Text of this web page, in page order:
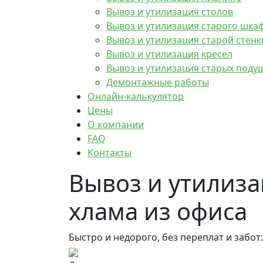
Вывоз и утилизация столов
Вывоз и утилизация старого
Вывоз и утилизация старой
Вывоз и утилизация кресел
Вывоз и утилизация старых
Демонтажные работы
Онлайн-калькулятор
Цены
О компании
FAQ
Контакты
Вывоз и
хлама из офиса
Быстро и недорого, без переплат и забот: